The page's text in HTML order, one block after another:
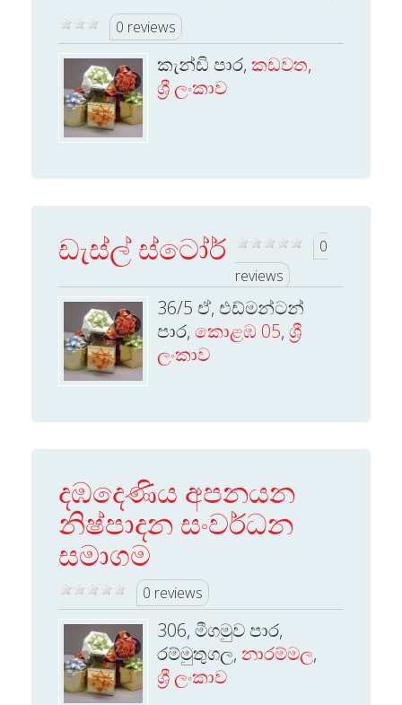
0 reviews
කැන්ඩි පාර, කඩවත,
ශ්‍රී ලංකාව
ඩැස්ල් ස්ටෝර්
0
reviews
36/5 ඒ, එඩ්මන්ටන්
පාර, කොළඹ 05, ශ්‍රී
ලංකාව
දඹදෙණිය අපනයන
නිෂ්පාදන සංවර්ධන
සමාගම
0 reviews
306, මීගමුව පාර,
රම්මුතුගල, නාරම්මල,
ශ්‍රී ලංකාව